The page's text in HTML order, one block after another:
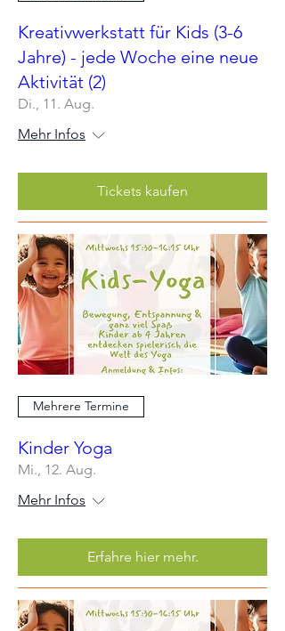
Kreativwerkstatt für Kids (3-6
Jahre) - jede Woche eine neue
Aktivität (2)
Di., 11. Aug.
Mehr Infos
Tickets kaufen
Mehrere Termine
Kinder Yoga
Mi., 12. Aug.
Mehr Infos
Erfahre hier mehr.